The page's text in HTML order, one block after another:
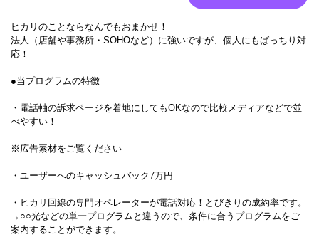
ヒカリのことならなんでもおまかせ！
法人（店舗や事務所・SOHOなど）に強いですが、個人にもばっちり対
応！
●当プログラムの特徴
・電話軸の訴求ページを着地にしてもOKなので比較メディアなどで並
べやすい！
※広告素材をご覧ください
・ユーザーへのキャッシュバック7万円
・ヒカリ回線の専門オペレーターが電話対応！とびきりの成約率です。
→○○光などの単一プログラムと違うので、条件に合うプログラムをご
案内することができます。